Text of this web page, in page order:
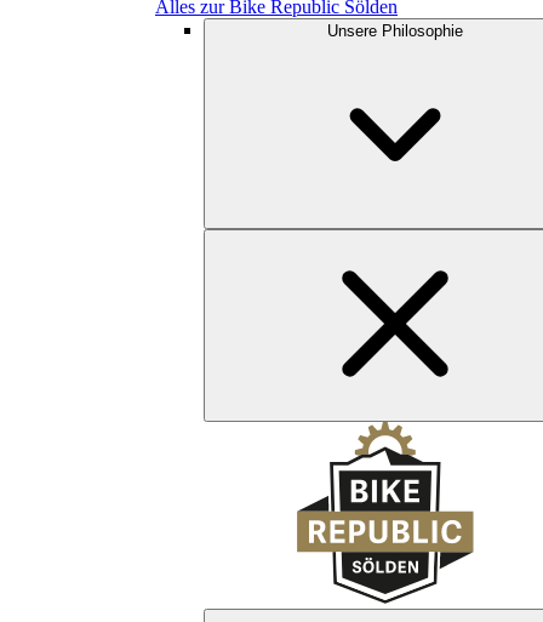
Alles zur Bike Republic Sölden
Unsere Philosophie